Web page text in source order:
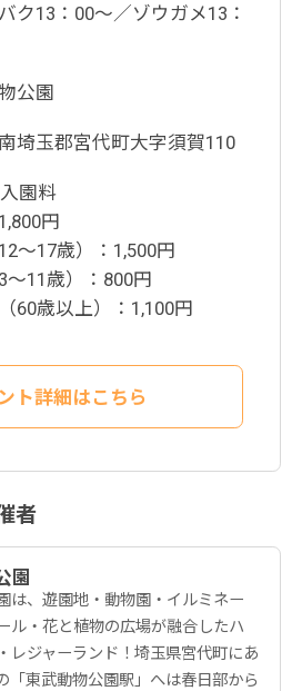
ク13：00〜／ゾウガメ13：
公園
埼玉郡宮代町大字須賀110
園料
円
～17歳）：1,500円
～11歳）：800円
60歳以上）：1,100円
ト詳細はこちら
者
園
は、遊園地・動物園・イルミネー
ル・花と植物の広場が融合したハ
レジャーランド！埼玉県宮代町にあ
「東武動物公園駅」へは春日部から